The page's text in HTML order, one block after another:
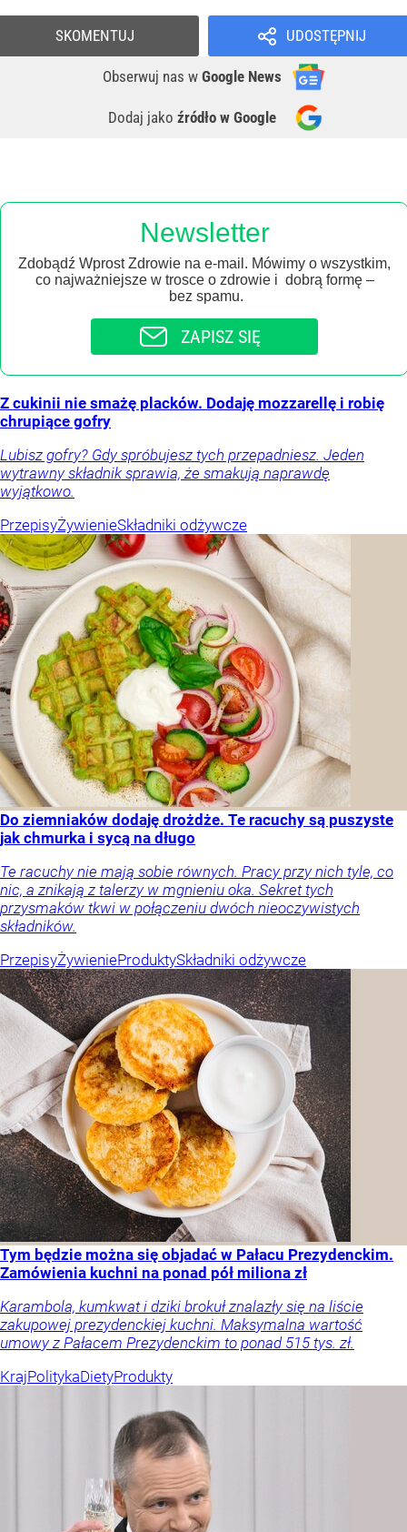
UDOSTĘPNIJ
Obserwuj nas w Google News
Dodaj jako źródło w Google
SKOMENTUJ
Newsletter
Zdobądź Wprost Zdrowie na e-mail. Mówimy o wszystkim,
co najważniejsze w trosce o zdrowie i dobrą formę –
bez spamu.
ZAPISZ SIĘ
Z cukinii nie smażę placków. Dodaję mozzarellę i robię
chrupiące gofry
Lubisz gofry? Gdy spróbujesz tych przepadniesz. Jeden
wytrawny składnik sprawia, że smakują naprawdę
wyjątkowo.
PrzepisyŻywienieSkładniki odżywcze
Do ziemniaków dodaję drożdże. Te racuchy są puszyste
jak chmurka i sycą na długo
Te racuchy nie mają sobie równych. Pracy przy nich tyle, co
nic, a znikają z talerzy w mgnieniu oka. Sekret tych
przysmaków tkwi w połączeniu dwóch nieoczywistych
składników.
PrzepisyŻywienieProduktySkładniki odżywcze
Tym będzie można się objadać w Pałacu Prezydenckim.
Zamówienia kuchni na ponad pół miliona zł
Karambola, kumkwat i dziki brokuł znalazły się na liście
zakupowej prezydenckiej kuchni. Maksymalna wartość
umowy z Pałacem Prezydenckim to ponad 515 tys. zł.
KrajPolitykaDietyProdukty